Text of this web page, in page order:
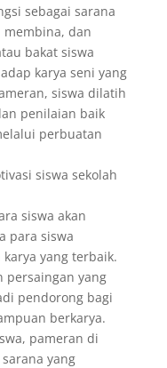
sebagai sarana
membina, dan
bakat siswa
karya seni yang
siswa dilatih
penilaian baik
perbuatan
siswa sekolah
siswa akan
para siswa
yang terbaik.
persaingan yang
pendorong bagi
berkarya.
pameran di
yang